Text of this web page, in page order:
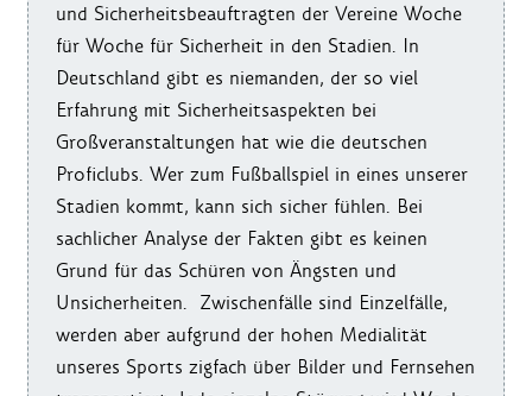
und Sicherheitsbeauftragten der Vereine Woche
für Woche für Sicherheit in den Stadien. In
Deutschland gibt es niemanden, der so viel
Erfahrung mit Sicherheitsaspekten bei
Großveranstaltungen hat wie die deutschen
Proficlubs. Wer zum Fußballspiel in eines unserer
Stadien kommt, kann sich sicher fühlen. Bei
sachlicher Analyse der Fakten gibt es keinen
Grund für das Schüren von Ängsten und
Unsicherheiten. Zwischenfälle sind Einzelfälle,
werden aber aufgrund der hohen Medialität
unseres Sports zigfach über Bilder und Fernsehen